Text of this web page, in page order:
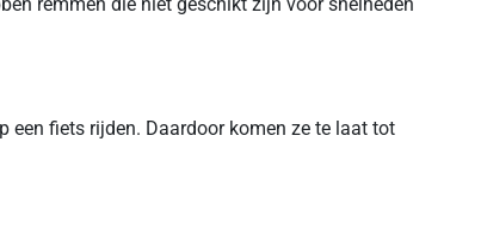
een fiets rijden. Daardoor komen ze te laat tot